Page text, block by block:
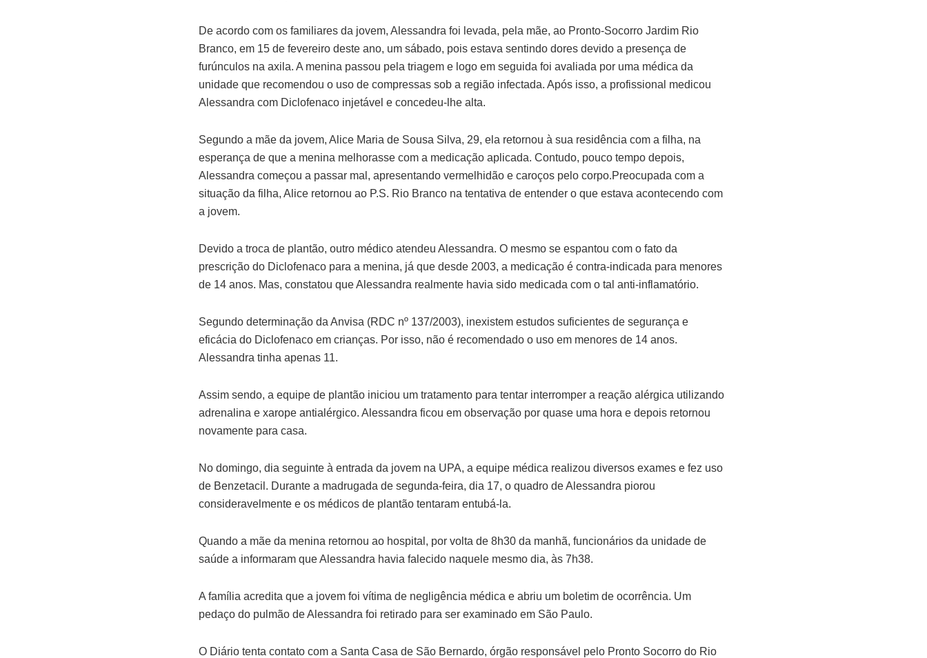
De acordo com os familiares da jovem, Alessandra foi levada, pela mãe, ao Pronto-Socorro Jardim Rio
Branco, em 15 de fevereiro deste ano, um sábado, pois estava sentindo dores devido a presença de
furúnculos na axila. A menina passou pela triagem e logo em seguida foi avaliada por uma médica da
unidade que recomendou o uso de compressas sob a região infectada. Após isso, a profissional medicou
Alessandra com Diclofenaco injetável e concedeu-lhe alta.
Segundo a mãe da jovem, Alice Maria de Sousa Silva, 29, ela retornou à sua residência com a filha, na
esperança de que a menina melhorasse com a medicação aplicada. Contudo, pouco tempo depois,
Alessandra começou a passar mal, apresentando vermelhidão e caroços pelo corpo.Preocupada com a
situação da filha, Alice retornou ao P.S. Rio Branco na tentativa de entender o que estava acontecendo com
a jovem.
Devido a troca de plantão, outro médico atendeu Alessandra. O mesmo se espantou com o fato da
prescrição do Diclofenaco para a menina, já que desde 2003, a medicação é contra-indicada para menores
de 14 anos. Mas, constatou que Alessandra realmente havia sido medicada com o tal anti-inflamatório.
Segundo determinação da Anvisa (RDC nº 137/2003), inexistem estudos suficientes de segurança e
eficácia do Diclofenaco em crianças. Por isso, não é recomendado o uso em menores de 14 anos.
Alessandra tinha apenas 11.
Assim sendo, a equipe de plantão iniciou um tratamento para tentar interromper a reação alérgica utilizando
adrenalina e xarope antialérgico. Alessandra ficou em observação por quase uma hora e depois retornou
novamente para casa.
No domingo, dia seguinte à entrada da jovem na UPA, a equipe médica realizou diversos exames e fez uso
de Benzetacil. Durante a madrugada de segunda-feira, dia 17, o quadro de Alessandra piorou
consideravelmente e os médicos de plantão tentaram entubá-la.
Quando a mãe da menina retornou ao hospital, por volta de 8h30 da manhã, funcionários da unidade de
saúde a informaram que Alessandra havia falecido naquele mesmo dia, às 7h38.
A família acredita que a jovem foi vítima de negligência médica e abriu um boletim de ocorrência. Um
pedaço do pulmão de Alessandra foi retirado para ser examinado em São Paulo.
O Diário tenta contato com a Santa Casa de São Bernardo, órgão responsável pelo Pronto Socorro do Rio